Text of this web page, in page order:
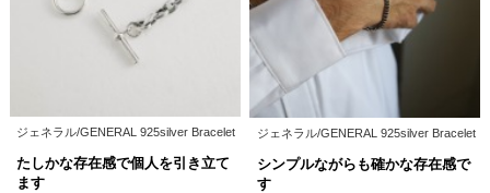
ジェネラル/GENERAL 925silver Bracelet
たしかな存在感で個人を引き立て
ます
ジェネラル/GENERAL 925silver Bracelet
シンプルながらも確かな存在感で
す